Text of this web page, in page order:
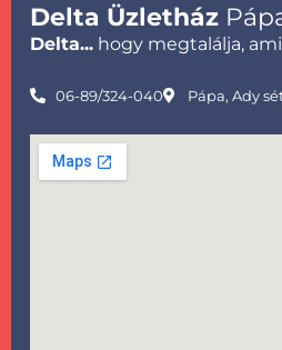
Delta Üzletház
Delta... hogy megtalálja,
06-89/324-040 Pápa, Ady